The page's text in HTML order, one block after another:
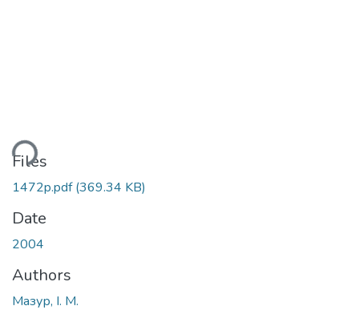
Files
1472p.pdf(369.34 KB)
Date
2004
Authors
Мазур, І. М.